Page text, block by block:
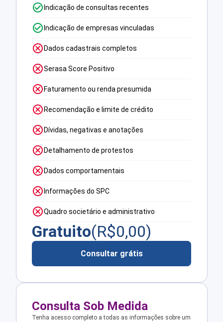
Indicação de consultas recentes
Indicação de empresas vinculadas
Dados cadastrais completos
Serasa Score Positivo
Faturamento ou renda presumida
Recomendação e limite de crédito
Dívidas, negativas e anotações
Detalhamento de protestos
Dados comportamentais
Informações do SPC
Quadro societário e administrativo
Gratuito(R$0,00)
Consultar grátis
Consulta Sob Medida
Tenha acesso completo a todas as informações sobre um